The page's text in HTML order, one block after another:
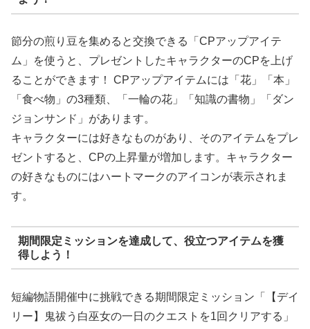
節分の煎り豆を集めると交換できる「CPアップアイテ
ム」を使うと、プレゼントしたキャラクターのCPを上げ
ることができます！ CPアップアイテムには「花」「本」
「食べ物」の3種類、「一輪の花」「知識の書物」「ダン
ジョンサンド」があります。
キャラクターには好きなものがあり、そのアイテムをプレ
ゼントすると、CPの上昇量が増加します。キャラクター
の好きなものにはハートマークのアイコンが表示されま
す。
期間限定ミッションを達成して、役立つアイテムを獲
得しよう！
短編物語開催中に挑戦できる期間限定ミッション「【デイ
リー】鬼祓う白巫女の一日のクエストを1回クリアする」